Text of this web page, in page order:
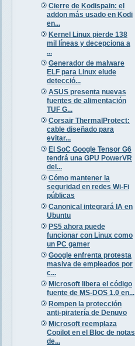
Cierre de Kodispain: el
addon más usado en Kodi
en...
Kernel Linux pierde 138
mil líneas y decepciona a
...
Generador de malware
ELF para Linux elude
detecció...
ASUS presenta nuevas
fuentes de alimentación
TUF G...
Corsair ThermalProtect:
cable diseñado para
evitar...
El SoC Google Tensor G6
tendrá una GPU PowerVR
del...
Cómo mantener la
seguridad en redes Wi-Fi
públicas
Canonical integrará IA en
Ubuntu
PS5 ahora puede
funcionar con Linux como
un PC gamer
Google enfrenta protesta
masiva de empleados por
c...
Microsoft libera el código
fuente de MS-DOS 1.0 en...
Rompen la protección
anti-piratería de Denuvo
Microsoft reemplaza
Copilot en el Bloc de notas
de...